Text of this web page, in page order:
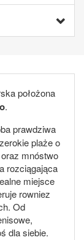
położona
.
prawdziwa
plaże o
mnóstwo
rozciągająca
miejsce
rowniez
Od
dla siebie.